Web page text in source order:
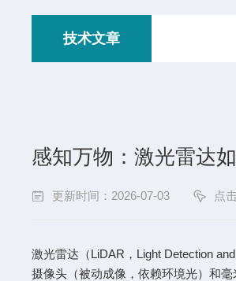
技术文章
感知万物：激光雷达
更新时间：2026-07-03 点
激光雷达（LiDAR，Light Detection
摄像头（被动成像，依赖环境光）和